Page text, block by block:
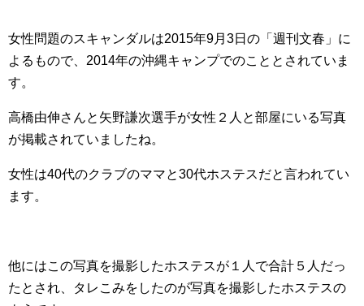
女性問題のスキャンダルは2015年9月3日の「週刊文春」に
よるもので、2014年の沖縄キャンプでのこととされていま
す。
高橋由伸さんと矢野謙次選手が女性２人と部屋にいる写真
が掲載されていましたね。
女性は40代のクラブのママと30代ホステスだと言われてい
ます。
他にはこの写真を撮影したホステスが１人で合計５人だっ
たとされ、タレこみをしたのが写真を撮影したホステスの